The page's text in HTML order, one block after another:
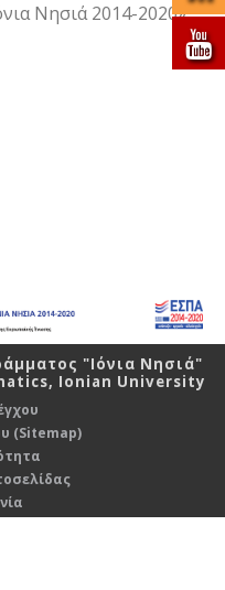
Νησιά 2014-2020»:
"Ιόνια Νησιά"
, Ionian University
(Sitemap)